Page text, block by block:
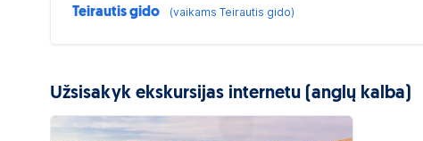
Teirautis gido (vaikams Teirautis gido)
Užsisakyk ekskursijas internetu (anglų kalba)